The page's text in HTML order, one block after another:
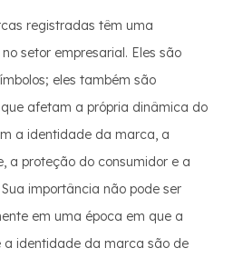
registradas têm uma
setor empresarial. Eles são
eles também são
afetam a própria dinâmica do
a identidade da marca, a
a proteção do consumidor e a
importância não pode ser
em uma época em que a
a identidade da marca são de